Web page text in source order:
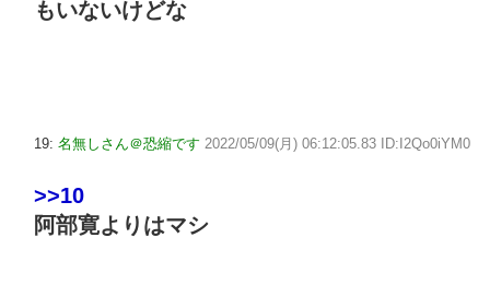
もいないけどな
19: 名無しさん＠恐縮です 2022/05/09(月) 06:12:05.83 ID:I2Qo0iYM0
>>10
阿部寛よりはマシ